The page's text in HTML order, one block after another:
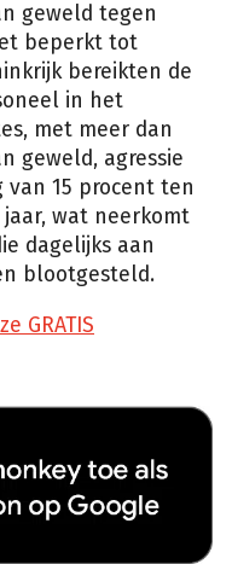
geweld tegen
beperkt tot
bereikten de
in het
met meer dan
geweld, agressie
van 15 procent ten
wat neerkomt
dagelijks aan
blootgesteld.
GRATIS